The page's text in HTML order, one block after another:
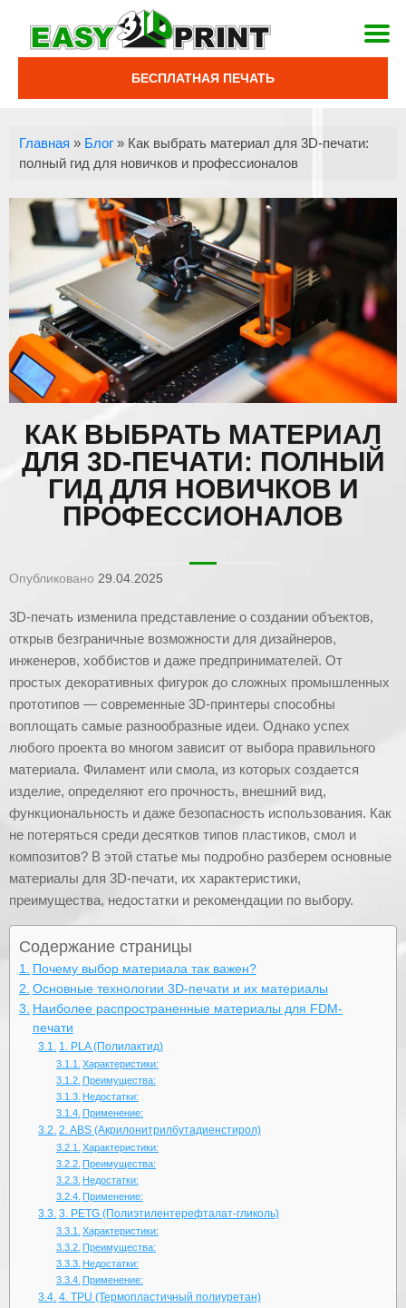
БЕСПЛАТНАЯ ПЕЧАТЬ
Главная » Блог » Как выбрать материал для 3D-печати:
полный гид для новичков и профессионалов
КАК ВЫБРАТЬ МАТЕРИАЛ
ДЛЯ 3D-ПЕЧАТИ: ПОЛНЫЙ
ГИД ДЛЯ НОВИЧКОВ И
ПРОФЕССИОНАЛОВ
Опубликовано 29.04.2025
3D-печать изменила представление о создании объектов,
открыв безграничные возможности для дизайнеров,
инженеров, хоббистов и даже предпринимателей. От
простых декоративных фигурок до сложных промышленных
прототипов — современные 3D-принтеры способны
воплощать самые разнообразные идеи. Однако успех
любого проекта во многом зависит от выбора правильного
материала. Филамент или смола, из которых создается
изделие, определяют его прочность, внешний вид,
функциональность и даже безопасность использования. Как
не потеряться среди десятков типов пластиков, смол и
композитов? В этой статье мы подробно разберем основные
материалы для 3D-печати, их характеристики,
преимущества, недостатки и рекомендации по выбору.
Содержание страницы
Почему выбор материала так важен?
Основные технологии 3D-печати и их материалы
Наиболее распространенные материалы для FDM-
печати
1. PLA (Полилактид)
Характеристики:
Преимущества:
Недостатки:
Применение:
2. ABS (Акрилонитрилбутадиенстирол)
Характеристики:
Преимущества:
Недостатки:
Применение:
3. PETG (Полиэтилентерефталат-гликоль)
Характеристики:
Преимущества:
Недостатки:
Применение:
4. TPU (Термопластичный полиуретан)